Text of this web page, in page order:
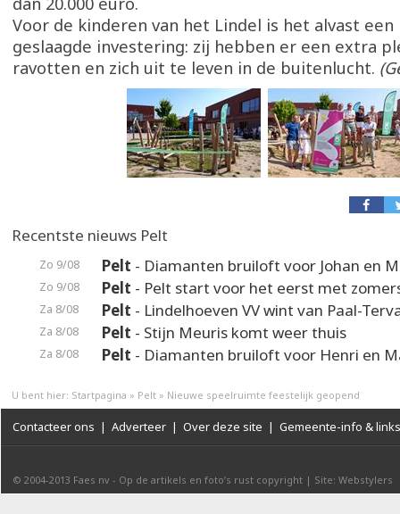
Voor de kinderen van het Lindel is het alvast
geslaagde investering: zij hebben er een extra
ravotten en zich uit te leven in de buitenlucht.
Recentste nieuws Pelt
Zo 9/08 Pelt - Diamanten bruiloft voor Johan en
Zo 9/08 Pelt - Pelt start voor het eerst met
Za 8/08 Pelt - Lindelhoeven VV wint van Paal-
Za 8/08 Pelt - Stijn Meuris komt weer thuis
Za 8/08 Pelt - Diamanten bruiloft voor Henri en
U bent hier: Startpagina » Pelt » Nieuwe speelruimte feestelijk geopend
Contacteer ons | Adverteer | Over deze site | Gemeente-info & links
© 2004-2013 Faes nv - Op de artikels en foto’s rust copyright | Site: Webstylers